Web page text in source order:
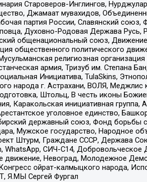
Староверов-Инглингов,
Джамаат мувахидов,
партия России, Славянский
Духовно-Родовая Держава Русь,
общенациональный союз,
общественного политического
религиозная
армия, Тризуб им. Степана
Инициатива, TulaSkins,
народа г. Астрахани, ВОЛЯ,
Штольц, В честь иконы
инициативная группа,
уголовное единство,
державный союз, Фонд
Мужское государство, Народное
Штурм, Граждане СССР, Держава
СИЧ-С14, Добровольческое
движение, Невоград, Молодежное
ойрат-калмыцкого народа,
Я.МЫ Сергей Фургал